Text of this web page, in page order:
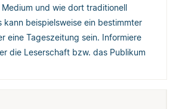
und wie dort traditionell
kann beispielsweise ein bestimmter
eine Tageszeitung sein. Informiere
die Leserschaft bzw. das Publikum